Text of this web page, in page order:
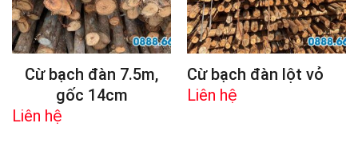
Cừ bạch đàn 7.5m,
gốc 14cm
Liên hệ
Cừ bạch đàn lột vỏ
Liên hệ